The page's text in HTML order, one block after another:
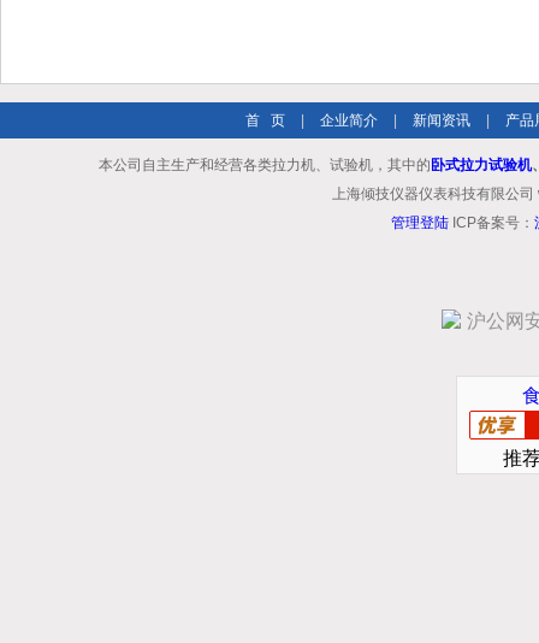
首 页 企业简介 新闻资讯 产品
本公司自主生产和经营各类拉力机、试验机，其中的 卧式拉力试验机
上海倾技仪器仪表科技有限公
管理登陆 ICP备案号：
沪公网
推